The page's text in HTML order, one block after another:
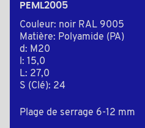
PEML2005
Couleur: noir RAL 9005
Matière: Polyamide (PA)
d: M20
l: 15,0
L: 27,0
S (Clé): 24
Plage de serrage 6-12 mm